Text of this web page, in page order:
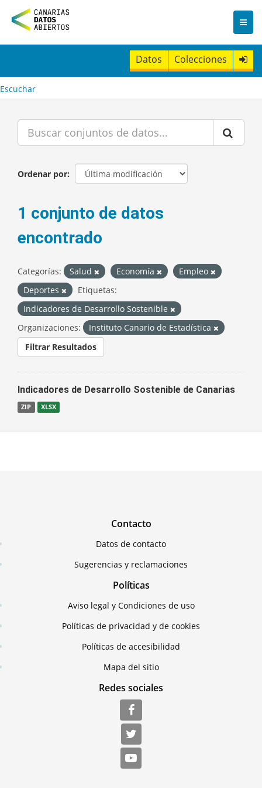
n
t
Datos Colecciones
Escuchar
Ordenar por
1 conjunto de datos
encontrado
Categorías: Salud Economía
Empleo
Deportes
Etiquetas:
Indicadores de Desarrollo Sostenible
Organizaciones:
Instituto Canario de Estadística
Filtrar Resultados
Indicadores de Desarrollo Sostenible de Canarias
ZIP XLSX
Contacto
Datos de contacto
Sugerencias y reclamaciones
Políticas
Aviso legal y Condiciones de uso
Políticas de privacidad y de cookies
Políticas de accesibilidad
Mapa del sitio
Redes sociales